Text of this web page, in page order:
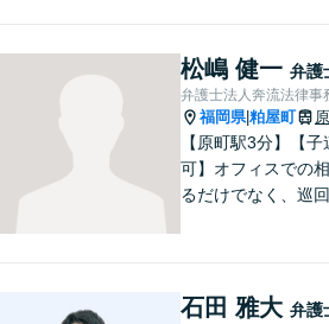
ビジネス上の法的課
各種法律相談、訴
収等のご依頼を承
す。
松嶋 健一 弁護
弁護士法人奔流法律事
福岡県|粕屋町
【原町駅3分】【
可】オフィスでの
るだけでなく、巡回
に対応しております
石田 雅大 弁護